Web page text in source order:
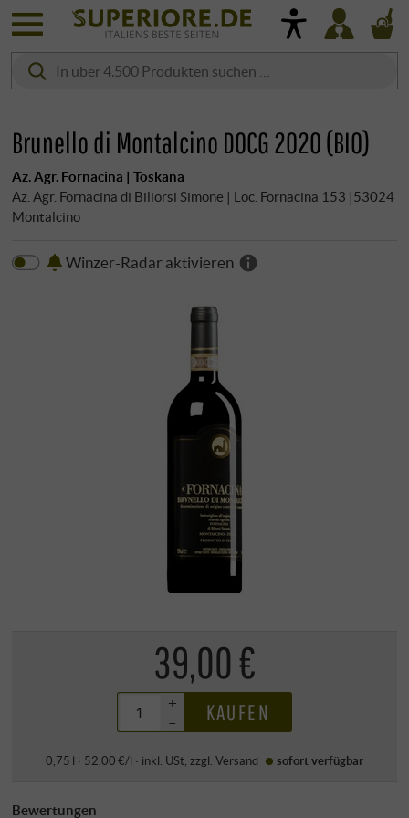
Brunello di Montalcino DOCG 2020 (BIO)
Az. Agr. Fornacina | Toskana
Az. Agr. Fornacina di Biliorsi Simone | Loc. Fornacina 153 |53024
Montalcino
Winzer-Radar aktivieren
39,00 €
+
–
KAUFEN
0,75 l · 52,00 €/l · inkl. USt , zzgl.Versand sofort verfügbar
Bewertungen